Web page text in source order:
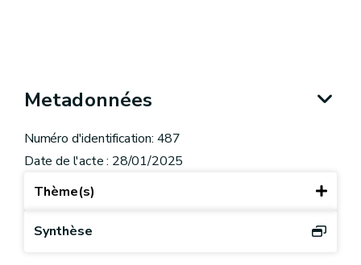
Metadonnées
Numéro d'identification: 487
Date de l'acte : 28/01/2025
Thème(s)
Synthèse